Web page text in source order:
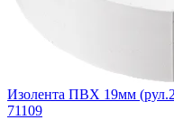
Изолента ПВХ 19мм
71109